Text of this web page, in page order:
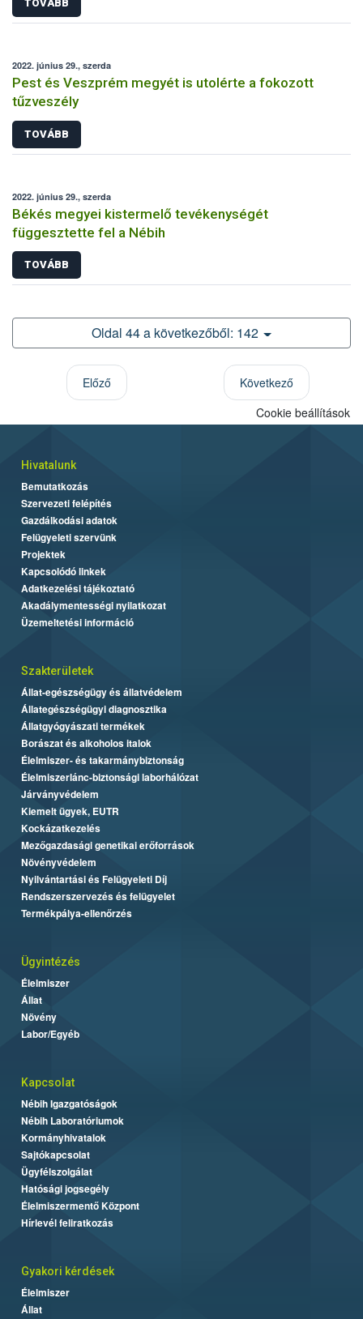
TOVÁBB
2022. június 29., szerda
Pest és Veszprém megyét is utolérte a fokozott
tűzveszély
TOVÁBB
2022. június 29., szerda
Békés megyei kistermelő tevékenységét
függesztette fel a Nébih
TOVÁBB
Oldal 44 a következőből: 142
Előző
Következő
Cookie beállítások
Hivatalunk
Bemutatkozás
Szervezeti felépítés
Gazdálkodási adatok
Felügyeleti szervünk
Projektek
Kapcsolódó linkek
Adatkezelési tájékoztató
Akadálymentességi nyilatkozat
Üzemeltetési információ
Szakterületek
Állat-egészségügy és állatvédelem
Állategészségügyi diagnosztika
Állatgyógyászati termékek
Borászat és alkoholos italok
Élelmiszer- és takarmánybiztonság
Élelmiszerlánc-biztonsági laborhálózat
Járványvédelem
Kiemelt ügyek, EUTR
Kockázatkezelés
Mezőgazdasági genetikai erőforrások
Növényvédelem
Nyilvántartási és Felügyeleti Díj
Rendszerszervezés és felügyelet
Termékpálya-ellenőrzés
Ügyintézés
Élelmiszer
Állat
Növény
Labor/Egyéb
Kapcsolat
Nébih Igazgatóságok
Nébih Laboratóriumok
Kormányhivatalok
Sajtókapcsolat
Ügyfélszolgálat
Hatósági jogsegély
Élelmiszermentő Központ
Hírlevél feliratkozás
Gyakori kérdések
Élelmiszer
Állat